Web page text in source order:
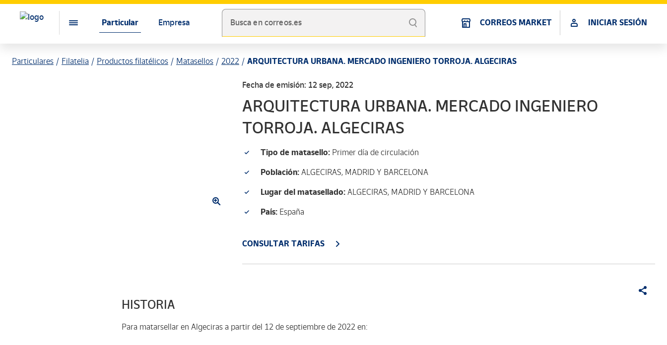
Particular Empresa Busca en correos.es CORREOS MARKET INICIAR SESIÓN
Particulares Filatelia Productos filatélicos Matasellos 2022 ARQUITECTURA URBANA. MERCADO INGENIERO TORROJA. ALGECIRAS
Fecha de emisión: 12 sep, 2022
ARQUITECTURA URBANA. MERCADO INGENIERO
TORROJA. ALGECIRAS
Tipo de matasello: Primer día de circulación
Población: ALGECIRAS, MADRID Y BARCELONA
Lugar del matasellado: ALGECIRAS, MADRID Y BARCELONA
País: España
CONSULTAR TARIFAS
HISTORIA
Para matarsellar en Algeciras a partir del 12 de septiembre de 2022 en: